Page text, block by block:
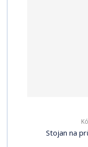
Stojan na